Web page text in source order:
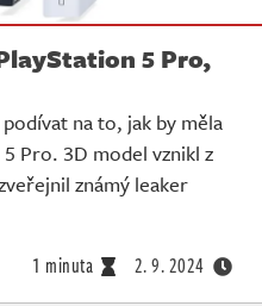
5 Pro,
na to, jak by měla
Pro. 3D model vznikl z
známý leaker
1 minuta 2. 9. 2024